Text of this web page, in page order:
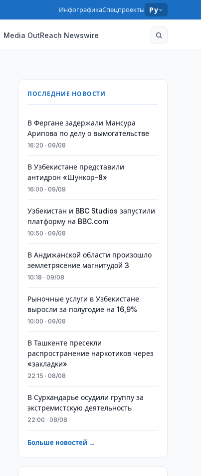
ИнфографикаСпецпроекты Ру
Media OutReach Newswire
ПОСЛЕДНИЕ НОВОСТИ
В Фергане задержали Мансура
Арипова по делу о вымогательстве
16:20 · 09/08
В Узбекистане представили
антидрон «Шункор-8»
16:00 · 09/08
Узбекистан и BBC Studios запустили
платформу на BBC.com
10:50 · 09/08
В Андижанской области произошло
землетрясение магнитудой 3
10:18 · 09/08
Рыночные услуги в Узбекистане
выросли за полугодие на 16,9%
10:00 · 09/08
В Ташкенте пресекли
распространение наркотиков через
«закладки»
22:15 · 08/08
В Сурхандарье осудили группу за
экстремистскую деятельность
22:00 · 08/08
Больше новостей →